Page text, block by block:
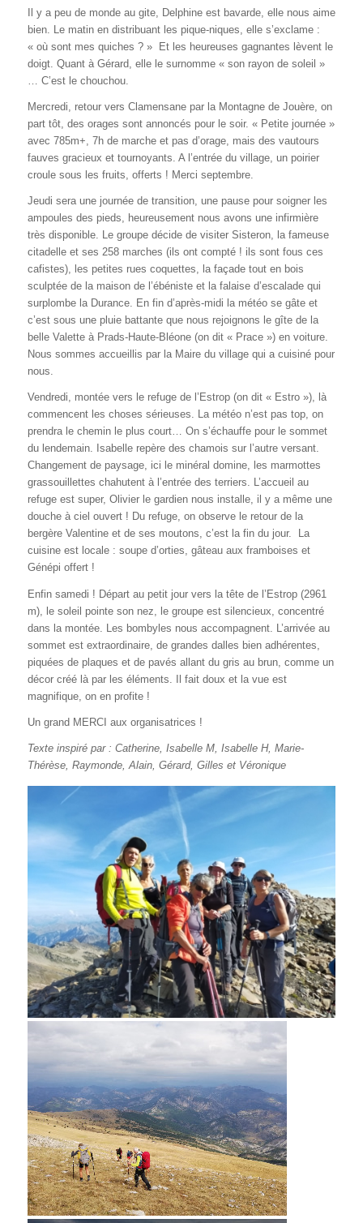
Il y a peu de monde au gite, Delphine est bavarde, elle nous aime
bien. Le matin en distribuant les pique-niques, elle s’exclame :
« où sont mes quiches ? » Et les heureuses gagnantes lèvent le
doigt. Quant à Gérard, elle le surnomme « son rayon de soleil »
… C’est le chouchou.
Mercredi, retour vers Clamensane par la Montagne de Jouère, on
part tôt, des orages sont annoncés pour le soir. « Petite journée »
avec 785m+, 7h de marche et pas d’orage, mais des vautours
fauves gracieux et tournoyants. A l’entrée du village, un poirier
croule sous les fruits, offerts ! Merci septembre.
Jeudi sera une journée de transition, une pause pour soigner les
ampoules des pieds, heureusement nous avons une infirmière
très disponible. Le groupe décide de visiter Sisteron, la fameuse
citadelle et ses 258 marches (ils ont compté ! ils sont fous ces
cafistes), les petites rues coquettes, la façade tout en bois
sculptée de la maison de l’ébéniste et la falaise d’escalade qui
surplombe la Durance. En fin d’après-midi la météo se gâte et
c’est sous une pluie battante que nous rejoignons le gîte de la
belle Valette à Prads-Haute-Bléone (on dit « Prace ») en voiture.
Nous sommes accueillis par la Maire du village qui a cuisiné pour
nous.
Vendredi, montée vers le refuge de l’Estrop (on dit « Estro »), là
commencent les choses sérieuses. La météo n’est pas top, on
prendra le chemin le plus court… On s’échauffe pour le sommet
du lendemain. Isabelle repère des chamois sur l’autre versant.
Changement de paysage, ici le minéral domine, les marmottes
grassouillettes chahutent à l’entrée des terriers. L’accueil au
refuge est super, Olivier le gardien nous installe, il y a même une
douche à ciel ouvert ! Du refuge, on observe le retour de la
bergère Valentine et de ses moutons, c’est la fin du jour. La
cuisine est locale : soupe d’orties, gâteau aux framboises et
Génépi offert !
Enfin samedi ! Départ au petit jour vers la tête de l’Estrop (2961
m), le soleil pointe son nez, le groupe est silencieux, concentré
dans la montée. Les bombyles nous accompagnent. L’arrivée au
sommet est extraordinaire, de grandes dalles bien adhérentes,
piquées de plaques et de pavés allant du gris au brun, comme un
décor créé là par les éléments. Il fait doux et la vue est
magnifique, on en profite !
Un grand MERCI aux organisatrices !
Texte inspiré par : Catherine, Isabelle M, Isabelle H, Marie-
Thérèse, Raymonde, Alain, Gérard, Gilles et Véronique